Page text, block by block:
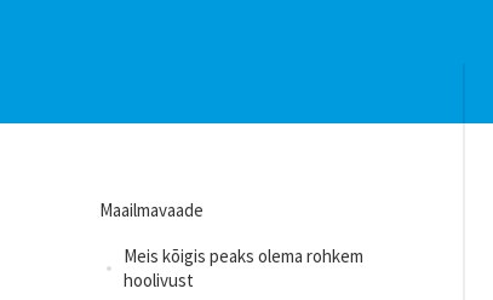
Maailmavaade
Meis kõigis peaks olema rohkem
hoolivust